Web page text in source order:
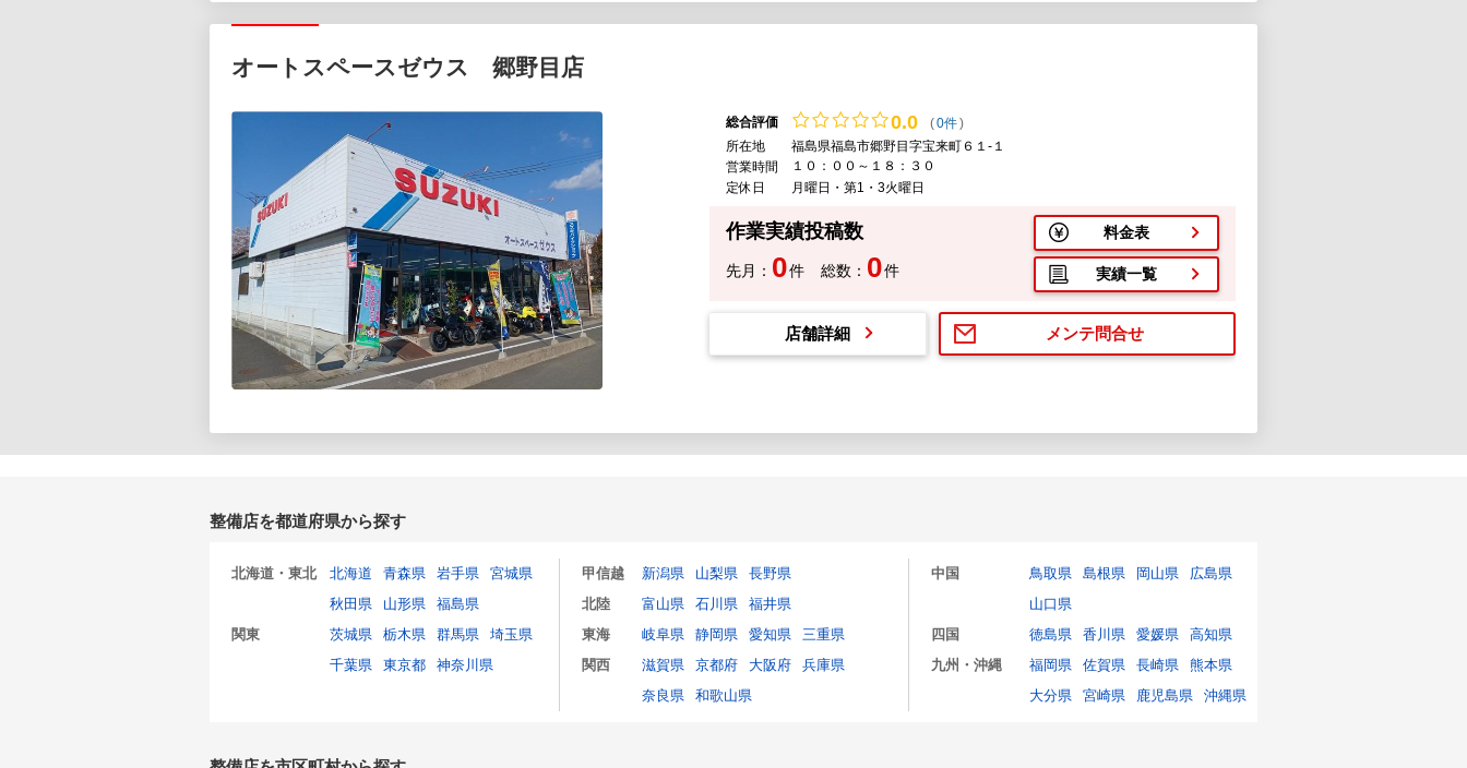
オートスペースゼウス 郷野目店
総合評価 0.0 (0件)
所在地
福島県福島市郷野目字宝来町６１-１
営業時間
１０：００～１８：３０
定休日
月曜日・第1・3火曜日
作業実績投稿数
先月： 0件 総数： 0件
料金表
実績一覧
メンテ問合せ
店舗詳細
整備店を都道府県から探す
北海道・東北 北海道 青森県 岩手県
宮城県
秋田県
山形県
福島県
関東
茨城県 栃木県 群馬県
埼玉県
千葉県
東京都 神奈川県
甲信越 新潟県 山梨県
長野県
北陸
富山県 石川県
福井県
東海
岐阜県 静岡県 愛知県
三重県
関西
滋賀県 京都府 大阪府
兵庫県
奈良県
和歌山県
中国 鳥取県 島根県 岡山県
広島県
山口県
四国
徳島県 香川県 愛媛県
高知県
九州・沖縄
福岡県 佐賀県 長崎県
熊本県
大分県
宮崎県 鹿児島県 沖縄県